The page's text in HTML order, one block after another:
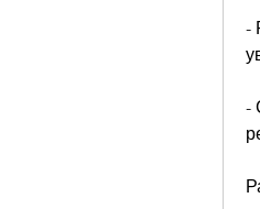
-
-